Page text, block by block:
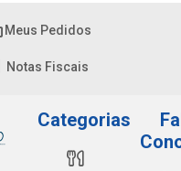
Meus Pedidos
Notas Fiscais
Categorias